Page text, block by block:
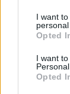
I want
personal
Opted
I want
Personal
Opted
Prove
di
17/07/2011